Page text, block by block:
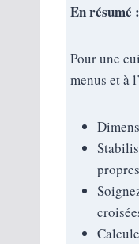
En résumé :
Pour une
menus et à